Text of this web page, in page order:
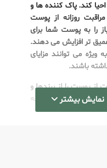
تنها در 15 دقیقه احیا کند. پاک کننده ها و
روزانه از پوست
را به پوست شما برای
تر افزایش می دهند.
می توانند مزایای
باشند.
از پوست را از برندها و
است. این تست به
را برای نوع پوست
نمایش بیشتر